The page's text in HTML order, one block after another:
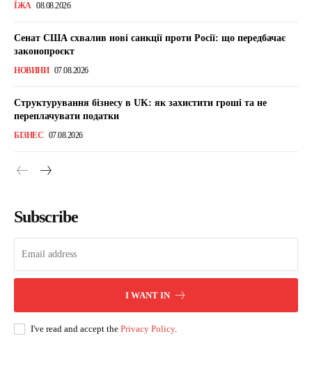
ЇЖА 08.08.2026
Сенат США схвалив нові санкції проти Росії: що передбачає
законопроєкт
НОВИНИ 07.08.2026
Структурування бізнесу в UK: як захистити гроші та не
переплачувати податки
БІЗНЕС 07.08.2026
Subscribe
I WANT IN
I've read and accept the Privacy Policy.